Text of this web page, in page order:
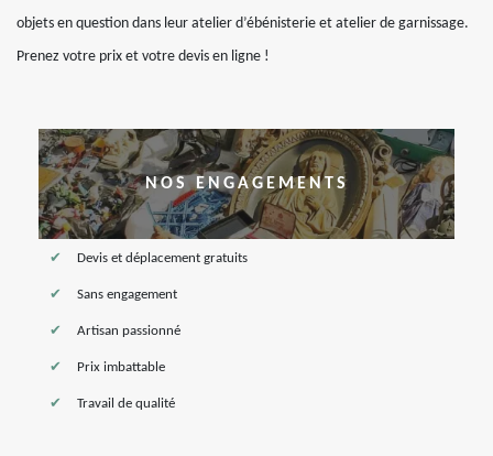
objets en question dans leur atelier d’ébénisterie et atelier de garnissage.
Prenez votre prix et votre devis en ligne !
NOS ENGAGEMENTS
Devis et déplacement gratuits
Sans engagement
Artisan passionné
Prix imbattable
Travail de qualité